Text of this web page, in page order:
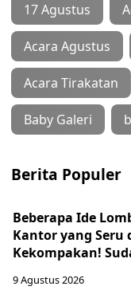
17 Agustus
Acara Agustus
Acara Tirakatan
Baby Galeri
Berita Populer
Beberapa Ide
Kantor yang Seru
Kekompakan!
9 Agustus 2026